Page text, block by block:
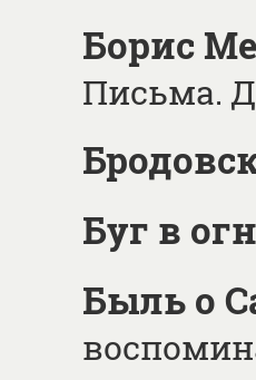
Борис
Письма.
Буг в
Быль о